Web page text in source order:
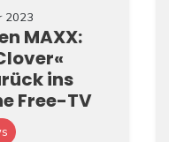
2023
MAXX:
ins
Free-TV